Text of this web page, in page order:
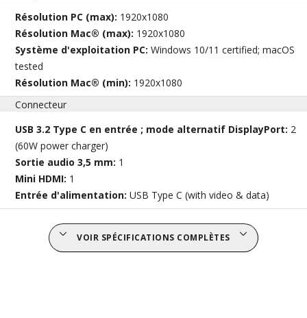
Résolution PC (max): 1920x1080
Résolution Mac® (max): 1920x1080
Système d'exploitation PC:Windows 10/11 certified; macOS
tested
Résolution Mac® (min): 1920x1080
Connecteur
USB 3.2 Type C en entrée ; mode alternatif DisplayPort: 2
(60W power charger)
Sortie audio 3,5 mm: 1
Mini HDMI: 1
Entrée d'alimentation:USB Type C (with video & data)
VOIR SPÉCIFICATIONS COMPLÈTES